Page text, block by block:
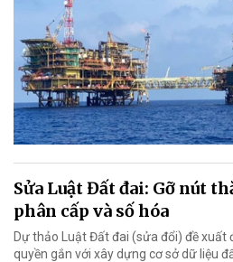
Sửa Luật Đất đai: Gỡ nút
phân cấp và số hóa
Dự thảo Luật Đất đai (sửa đổi) đề xuất
quyền gắn với xây dựng cơ sở dữ liệu